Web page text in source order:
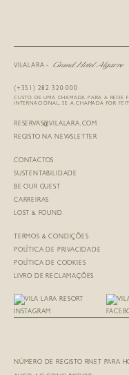
VILALARA - Grand Hotel Algarve
(+351) 282 320 000
CUSTO DE UMA CHAMADA PARA A REDE
INTERNACIONAL, SE A CHAMADA FOR
RESERVAS@VILALARA.COM
REGISTO NA NEWSLETTER
CONTACTOS
SUSTENTABILIDADE
BE OUR GUEST
CARREIRAS
LOST & FOUND
TERMOS & CONDIÇÕES
POLÍTICA DE PRIVACIDADE
POLÍTICA DE COOKIES
LIVRO DE RECLAMAÇÕES
NÚMERO DE REGISTO RNET PARA